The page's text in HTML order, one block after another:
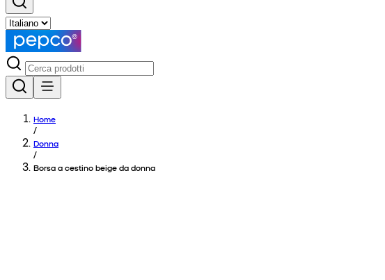
Home
/
Donna
/
Borsa a cestino beige da donna